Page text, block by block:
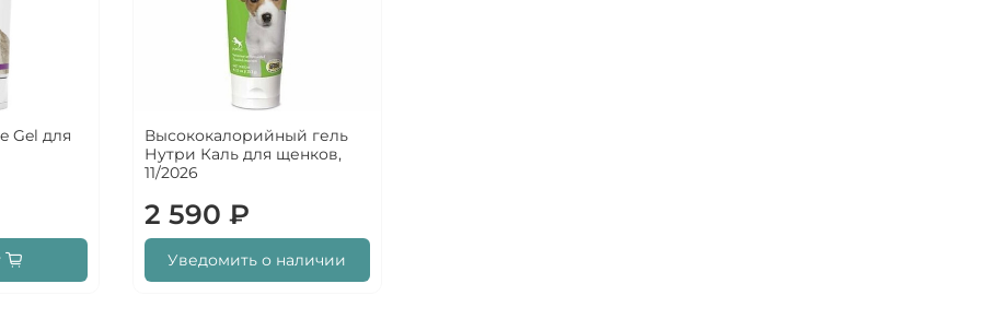
Gel для
Высококалорийный гель
Нутри Каль для щенков,
11/2026
2 590 ₽
Уведомить о наличии